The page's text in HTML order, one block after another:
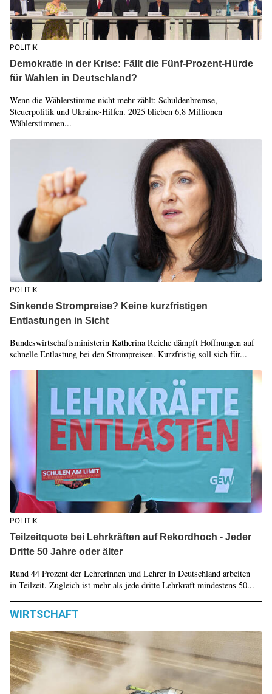
POLITIK
Demokratie in der Krise: Fällt die Fünf-Prozent-Hürde
für Wahlen in Deutschland?
Wenn die Wählerstimme nicht mehr zählt: Schuldenbremse,
Steuerpolitik und Ukraine-Hilfen. 2025 blieben 6,8 Millionen
Wählerstimmen...
POLITIK
Sinkende Strompreise? Keine kurzfristigen
Entlastungen in Sicht
Bundeswirtschaftsministerin Katherina Reiche dämpft Hoffnungen auf
schnelle Entlastung bei den Strompreisen. Kurzfristig soll sich für...
POLITIK
Teilzeitquote bei Lehrkräften auf Rekordhoch - Jeder
Dritte 50 Jahre oder älter
Rund 44 Prozent der Lehrerinnen und Lehrer in Deutschland arbeiten
in Teilzeit. Zugleich ist mehr als jede dritte Lehrkraft mindestens 50...
WIRTSCHAFT